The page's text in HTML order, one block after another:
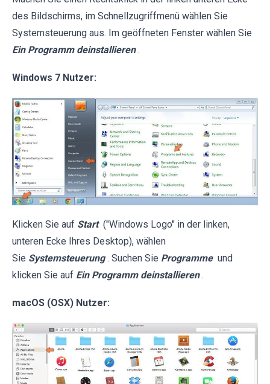
des Bildschirms, im Schnellzugriffmenü wählen Sie
Systemsteuerung aus. Im geöffneten Fenster wählen Sie
Ein Programm deinstallieren .
Windows 7 Nutzer:
Klicken Sie auf Start ("Windows Logo" in der linken,
unteren Ecke Ihres Desktop), wählen
Sie Systemsteuerung . Suchen Sie Programme und
klicken Sie auf Ein Programm deinstallieren .
macOS (OSX) Nutzer: